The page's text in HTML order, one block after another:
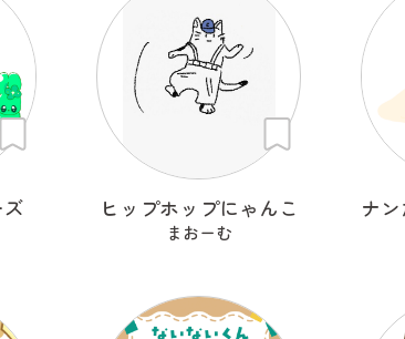
ヒップホップにゃんこ
まおーむ